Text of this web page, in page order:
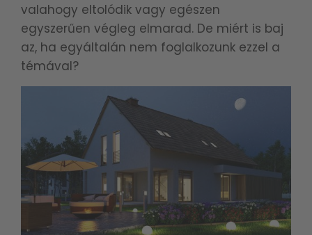
valahogy eltolódik vagy egészen
egyszerűen végleg elmarad. De miért is baj
az, ha egyáltalán nem foglalkozunk ezzel a
témával?